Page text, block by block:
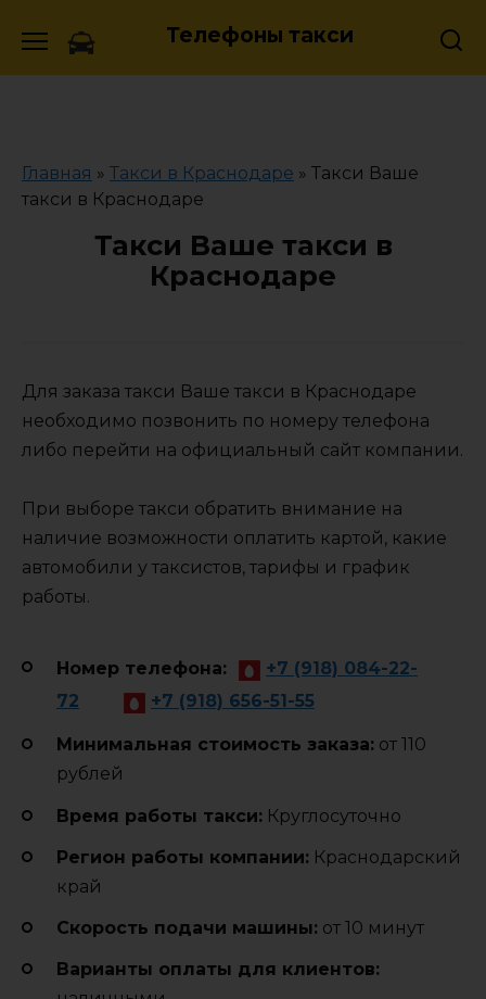
Телефоны такси
Главная » Такси в Краснодаре » Такси Ваше
такси в Краснодаре
Такси Ваше такси в
Краснодаре
Для заказа такси Ваше такси в Краснодаре
необходимо позвонить по номеру телефона
либо перейти на официальный сайт компании.
При выборе такси обратить внимание на
наличие возможности оплатить картой, какие
автомобили у таксистов, тарифы и график
работы.
Номер телефона:
+7 (918) 084-22-
72
+7 (918) 656-51-55
Минимальная стоимость заказа: от 110
рублей
Время работы такси: Круглосуточно
Регион работы компании: Краснодарский
край
Cкорость подачи машины: от 10 минут
Варианты оплаты для клиентов: